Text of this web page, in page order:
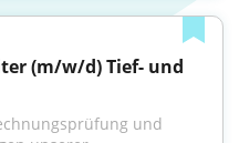
(m/w/d) Tief- und
und